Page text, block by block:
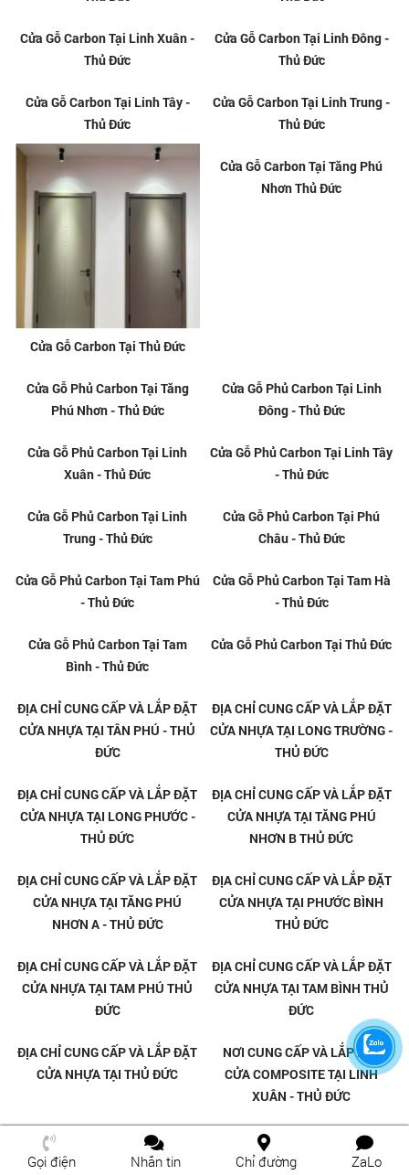
Cửa Gỗ Carbon Tại Tam Phú -
Thủ Đức
Thủ Đức
Cửa Gỗ Carbon Tại Linh Xuân -
Thủ Đức
Cửa Gỗ Carbon Tại Linh Đông -
Thủ Đức
Cửa Gỗ Carbon Tại Linh Tây -
Thủ Đức
Cửa Gỗ Carbon Tại Linh Trung -
Cửa Gỗ Carbon Tại Thủ Đức
Cửa Gỗ Carbon Tại Tăng Phú
Nhơn Thủ Đức
Cửa Gỗ Phủ Carbon Tại Tăng
Phú Nhơn - Thủ Đức
Cửa Gỗ Phủ Carbon Tại Linh
Đông - Thủ Đức
Gọi điện Nhắn tin Chỉ đường ZaLo